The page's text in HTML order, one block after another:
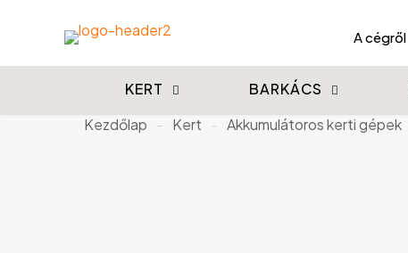
A cégről
KERT BARKÁCS
Kezdőlap - Kert - Akkumulátoros kerti gépek